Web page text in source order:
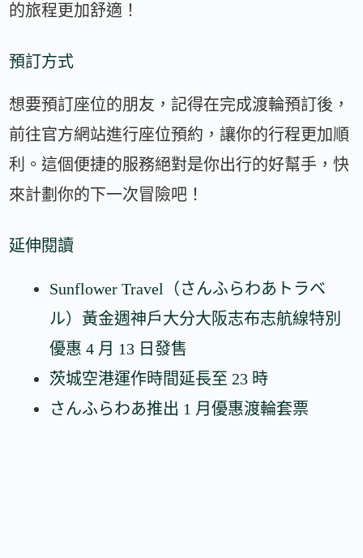
的旅程更加舒適！
預訂方式
想要預訂座位的朋友，記得在完成渡輪預訂後，
前往官方網站進行座位預約，讓你的行程更加順
利。這個便捷的服務絕對是你出行的好幫手，快
來計劃你的下一次冒險吧！
延伸閱讀
Sunflower Travel（さんふらわあトラベ
ル）黃金週神戶大分大阪志布志航線特別
優惠 4 月 13 日發售
茨城空港運作時間延長至 23 時
さんふらわあ推出 1 月優惠渡輪套票